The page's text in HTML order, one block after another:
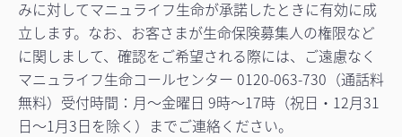
みに対してマニュライフ生命が承諾したときに有効に成
立します。なお、お客さまが生命保険募集人の権限など
に関しまして、確認をご希望される際には、ご遠慮なく
マニュライフ生命コールセンター 0120-063-730（通話料
無料）受付時間：月～金曜日 9時～17時（祝日・12月31
日～1月3日を除く）までご連絡ください。